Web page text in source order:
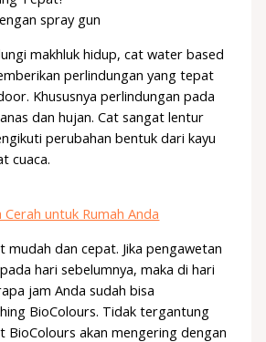
spray gun
makhluk hidup, cat water based
perlindungan yang tepat
Khususnya perlindungan pada
dan hujan. Cat sangat lentur
perubahan bentuk dari kayu
cuaca.
untuk Rumah Anda
mudah dan cepat. Jika pengawetan
hari sebelumnya, maka di hari
jam Anda sudah bisa
BioColours. Tidak tergantung
BioColours akan mengering dengan